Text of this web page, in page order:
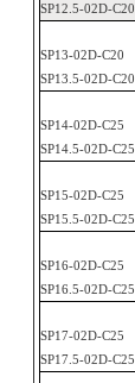
SP12.5-02D-C20
SP13-02D-C20
SP13.5-02D-C20
SP14-02D-C25
SP14.5-02D-C25
SP15-02D-C25
SP15.5-02D-C25
SP16-02D-C25
SP16.5-02D-C25
SP17-02D-C25
SP17.5-02D-C25